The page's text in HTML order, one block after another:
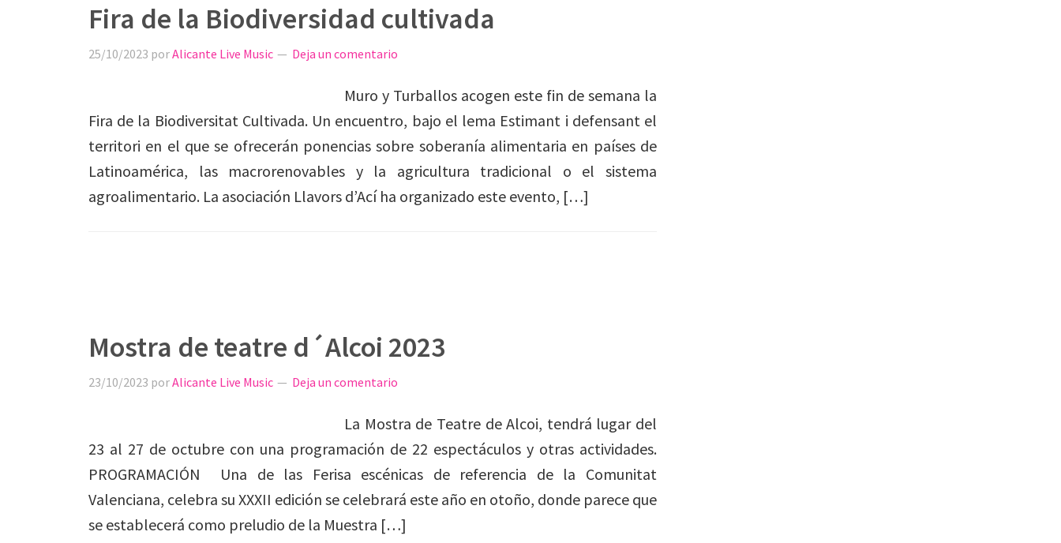
Fira de la Biodiversidad cultivada
25/10/2023 porAlicante Live Music Deja un comentario
Muro y Turballos acogen este fin de semana la
Fira de la Biodiversitat Cultivada. Un encuentro, bajo el lema Estimant i defensant el
territori en el que se ofrecerán ponencias sobre soberanía alimentaria en países de
Latinoamérica, las macrorenovables y la agricultura tradicional o el sistema
agroalimentario. La asociación Llavors d’Ací ha organizado este evento, […]
Mostra de teatre d´Alcoi 2023
23/10/2023 porAlicante Live Music Deja un comentario
La Mostra de Teatre de Alcoi, tendrá lugar del
23 al 27 de octubre con una programación de 22 espectáculos y otras actividades.
PROGRAMACIÓN Una de las Ferisa escénicas de referencia de la Comunitat
Valenciana, celebra su XXXII edición se celebrará este año en otoño, donde parece que
se establecerá como preludio de la Muestra […]